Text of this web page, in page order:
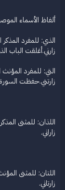
ألفاظ الأسماء
الذي: للمفرد
زارني.أغلقت الباب
التي: للمفرد
زارتني.حفظت
اللذان: للمثنى
زاراني.
اللتان: للمثنى
زارتاني.